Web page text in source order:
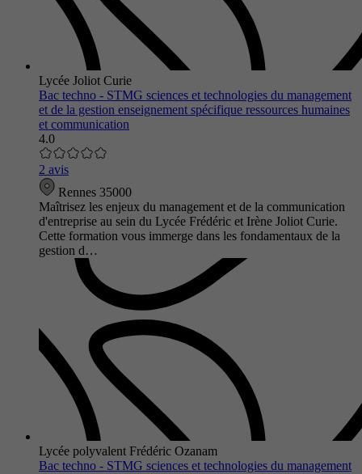
Lycée Joliot Curie
Bac techno - STMG sciences et technologies du management
et de la gestion enseignement spécifique ressources humaines
et communication
4.0
2 avis
Rennes 35000
Maîtrisez les enjeux du management et de la communication
d'entreprise au sein du Lycée Frédéric et Irène Joliot Curie.
Cette formation vous immerge dans les fondamentaux de la
gestion d…
Lycée polyvalent Frédéric Ozanam
Bac techno - STMG sciences et technologies du management